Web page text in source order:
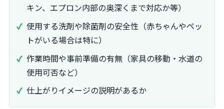
キン、エプロン内部の奥深くまで対応か等）
使用する洗剤や除菌剤の安全性（赤ちゃんやペッ
トがいる場合は特に）
作業時間や事前準備の有無（家具の移動・水道の
使用可否など）
仕上がりイメージの説明があるか